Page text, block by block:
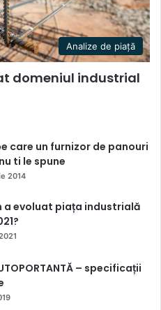
Analize de piață
domeniul industrial
care un furnizor de panouri
ti le spune
2014
a evoluat piața industrială
– specificații